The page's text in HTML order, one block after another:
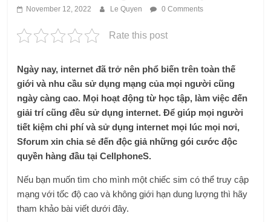
November 12, 2022 Le Quyen 0 Comments
Rate this post
Ngày nay, internet đã trở nên phổ biến trên toàn thế
giới và nhu cầu sử dụng mạng của mọi người cũng
ngày càng cao. Mọi hoạt động từ học tập, làm việc đến
giải trí cũng đều sử dụng internet. Để giúp mọi người
tiết kiệm chi phí và sử dụng internet mọi lúc mọi nơi,
Sforum xin chia sẻ đến độc giả những gói cước độc
quyền hàng đầu tại CellphoneS.
Nếu bạn muốn tìm cho mình một chiếc sim có thể truy cập
mạng với tốc độ cao và không giới hạn dung lượng thì hãy
tham khảo bài viết dưới đây.